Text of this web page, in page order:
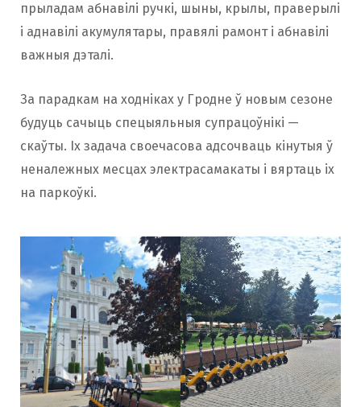
прыладам абнавілі ручкі, шыны, крылы, праверылі
і аднавілі акумулятары, правялі рамонт і абнавілі
важныя дэталі.
За парадкам на ходніках у Гродне ў новым сезоне
будуць сачыць спецыяльныя супрацоўнікі —
cкаўты. Іх задача своечасова адсочваць кінутыя ў
неналежных месцах электрасамакаты і вяртаць іх
на паркоўкі.